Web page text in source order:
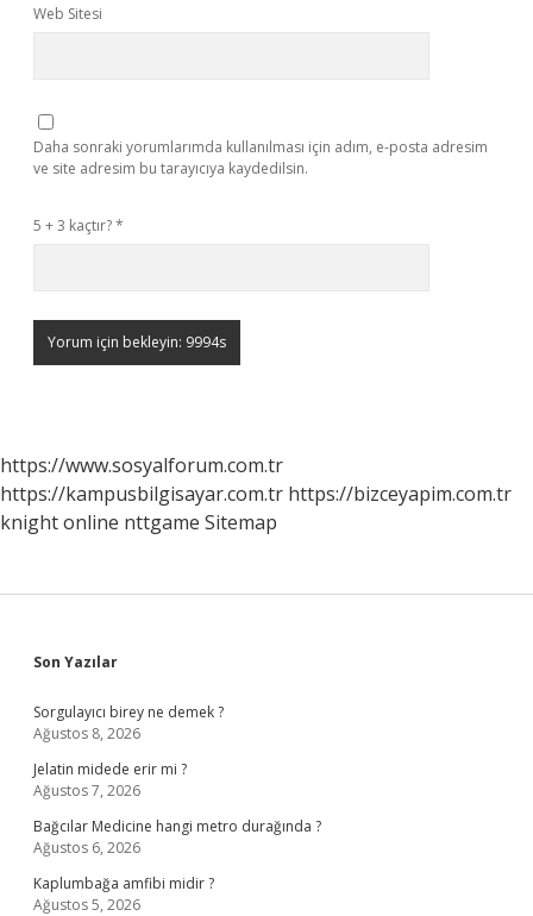
Web Sitesi
Daha sonraki yorumlarımda kullanılması için adım, e-posta adresim
ve site adresim bu tarayıcıya kaydedilsin.
5 + 3 kaçtır?*
https://www.sosyalforum.com.tr
https://kampusbilgisayar.com.tr https://bizceyapim.com.tr
knight online nttgame Sitemap
Sidebar
Son Yazılar
Sorgulayıcı birey ne demek ?
Ağustos 8, 2026
Jelatin midede erir mi ?
Ağustos 7, 2026
Bağcılar Medicine hangi metro durağında ?
Ağustos 6, 2026
Kaplumbağa amfibi midir ?
Ağustos 5, 2026